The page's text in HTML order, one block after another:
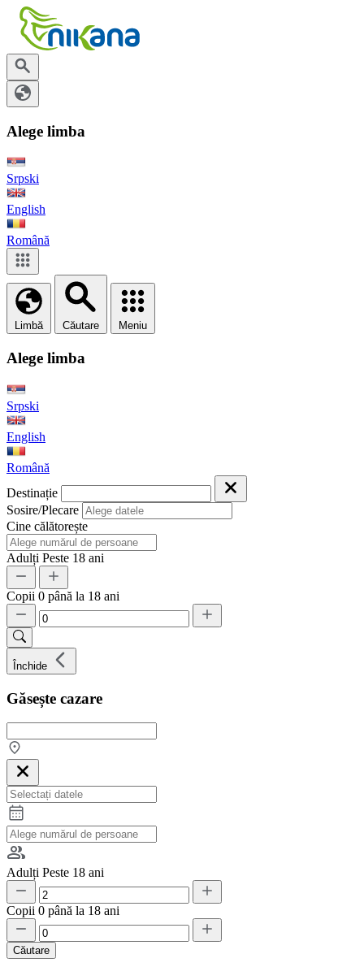
Alege limba
Srpski
English
Română
Limbă Căutare Meniu
Alege limba
Srpski
English
Română
Destinație
Sosire/Plecare
Cine călătorește
Adulți Peste 18 ani
Copii 0 până la 18 ani
Închide
Găsește cazare
Adulți Peste 18 ani
Copii 0 până la 18 ani
Căutare